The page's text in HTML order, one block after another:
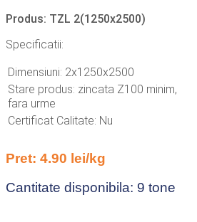
Produs: TZL 2(1250x2500)
Specificatii:
Dimensiuni: 2x1250x2500
Stare produs: zincata Z100 minim,
fara urme
Certificat Calitate: Nu
Pret: 4.90 lei/kg
Cantitate disponibila: 9 tone